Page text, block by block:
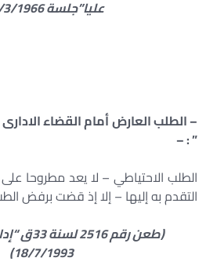
عليا”جلسة 26/3/1966)
– الطلب العارض أمام القضاء
” : –
الطلب الاحتياطي – لا يعد مطروحا
التقدم به إليها – إلا إذ قضت برفض
(طعن رقم
18/7/1993)